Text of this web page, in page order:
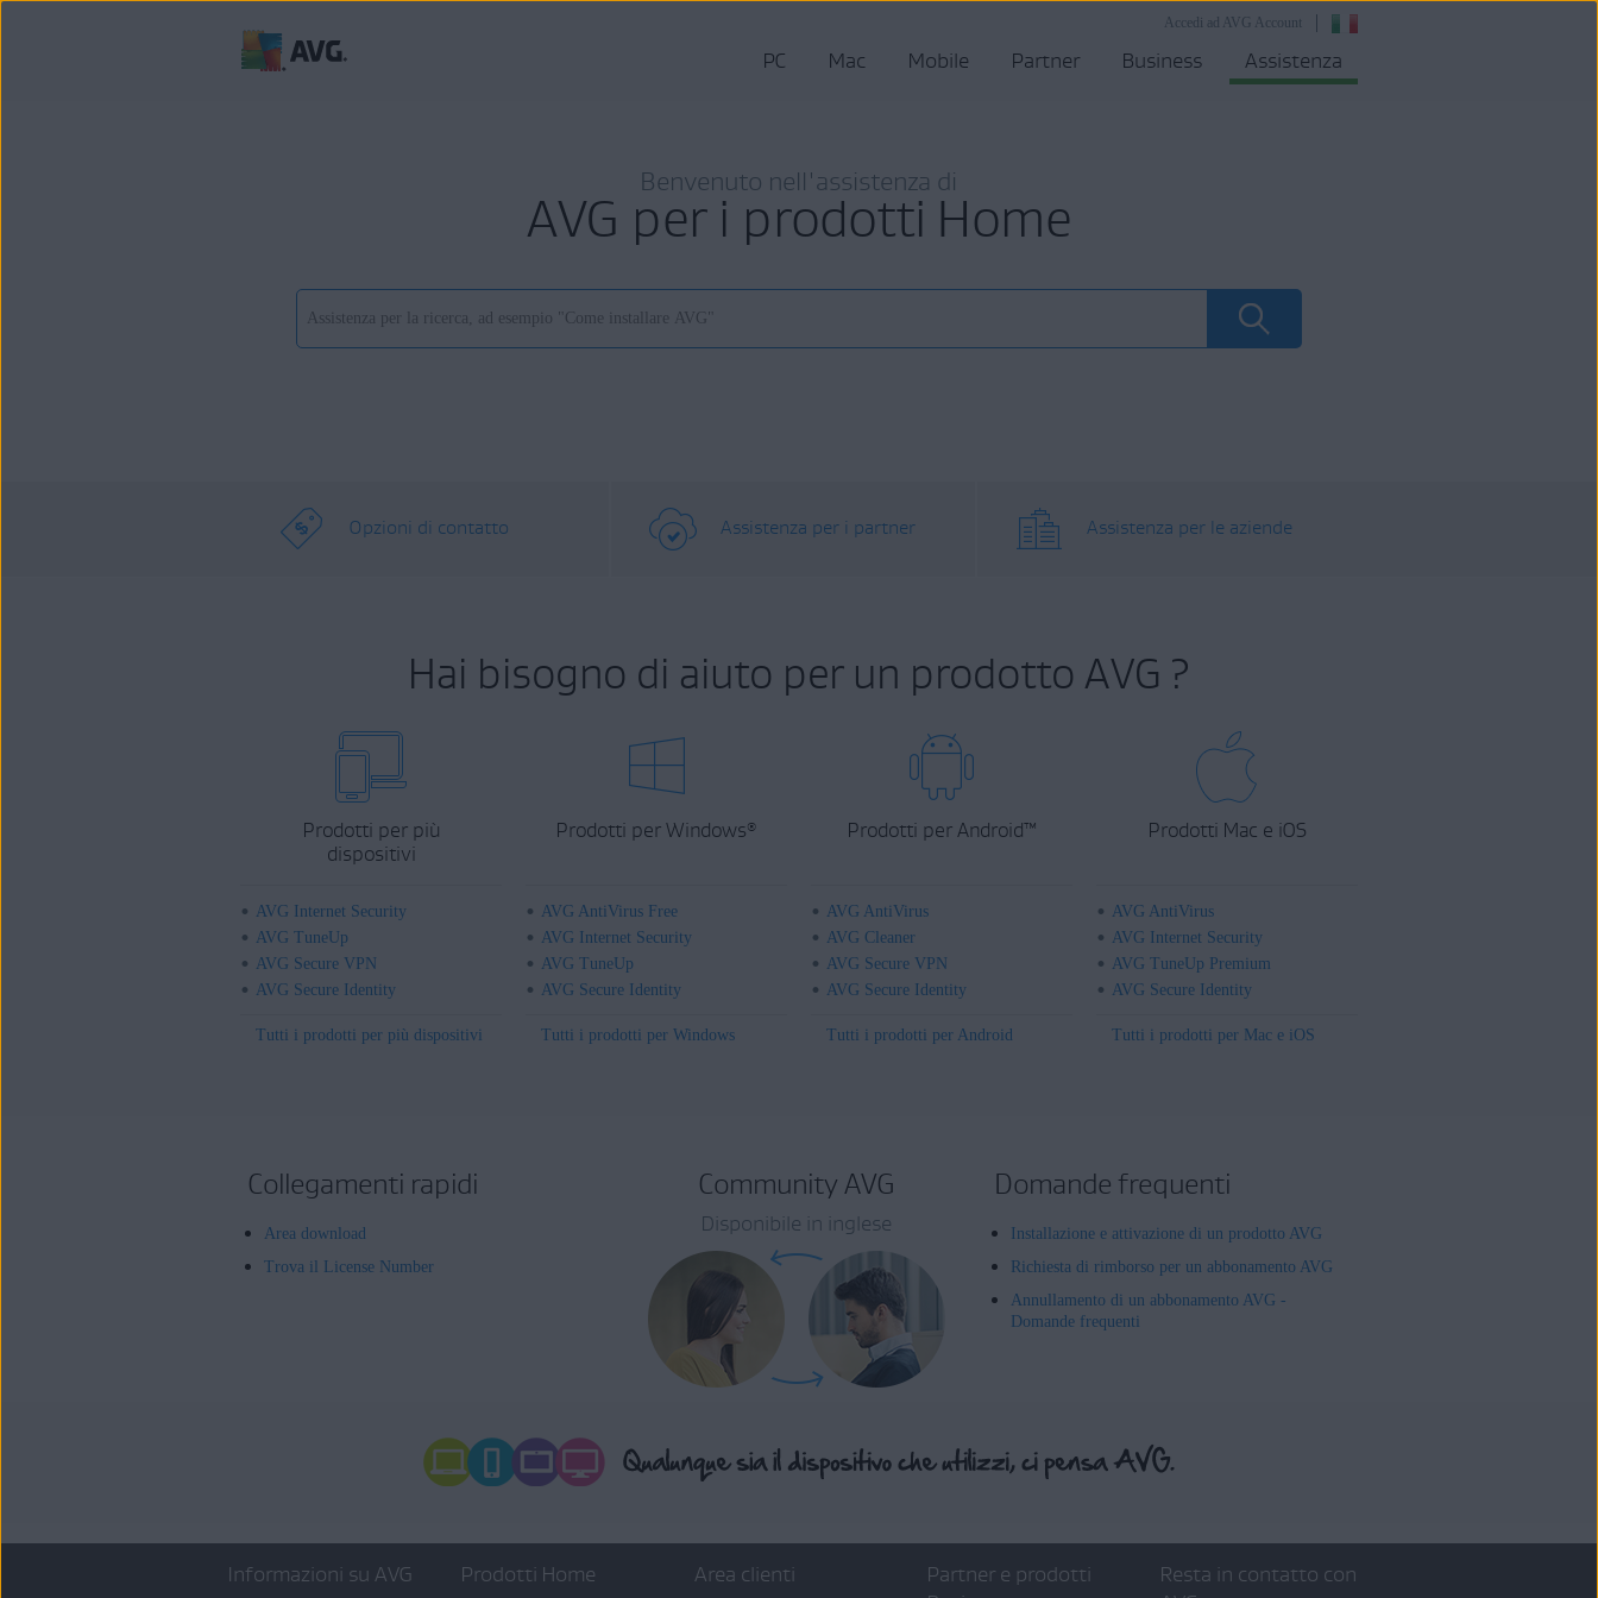
Accedi ad AVG Account
PC Mac Mobile Partner Business Assistenza
Benvenuto nell'assistenza di
AVG per i prodotti Home
Opzioni di contatto Assistenza per i partner Assistenza per le aziende
Hai bisogno di aiuto per un prodotto AVG ?
Prodotti per più
dispositivi
AVG Internet Security
AVG TuneUp
AVG Secure VPN
AVG Secure Identity
Tutti i prodotti per più dispositivi
Prodotti per Windows®
AVG AntiVirus Free
AVG Internet Security
AVG TuneUp
AVG Secure Identity
Tutti i prodotti per Windows
Prodotti per Android™
AVG AntiVirus
AVG Cleaner
AVG Secure VPN
AVG Secure Identity
Tutti i prodotti per Android
Prodotti Mac e iOS
AVG AntiVirus
AVG Internet Security
AVG TuneUp Premium
AVG Secure Identity
Tutti i prodotti per Mac e iOS
Collegamenti rapidi
Area download
Trova il License Number
Community AVG
Disponibile in inglese
Domande frequenti
Installazione e attivazione di un prodotto AVG
Richiesta di rimborso per un abbonamento AVG
Annullamento di un abbonamento AVG -
Domande frequenti
Informazioni su AVG Prodotti Home Area clienti
Partner e prodotti
Resta in contatto con